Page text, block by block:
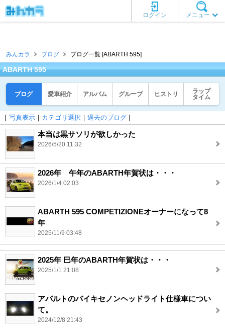
メニュー
ログイン
みんカラ ブログ ブログ一覧 [ABARTH 595]
ABARTH 595
ブログ 愛車紹介 アルバム グループ ヒストリ
ラップ
タイム
[ 写真表示 ｜ カテゴリ選択 ｜ 過去のブログ ]
本当は黒サソリが欲しかった
2026/5/20 11:32
2026年 午年のABARTH年賀状は・・・
2026/1/4 02:03
ABARTH 595 COMPETIZIONEオーナーになって8
年
2025/11/9 03:48
2025年 巳年のABARTH年賀状は・・・
2025/1/1 21:08
アバルトのバイキセノンヘッドライト仕様車につい
て。
2024/12/8 21:43